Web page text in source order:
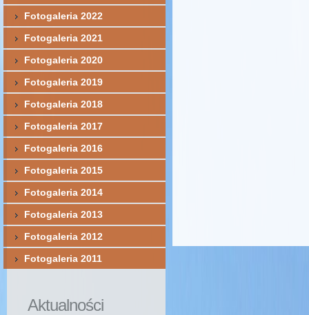
Fotogaleria 2022
Fotogaleria 2021
Fotogaleria 2020
Fotogaleria 2019
Fotogaleria 2018
Fotogaleria 2017
Fotogaleria 2016
Fotogaleria 2015
Fotogaleria 2014
Fotogaleria 2013
Fotogaleria 2012
Fotogaleria 2011
Aktualności